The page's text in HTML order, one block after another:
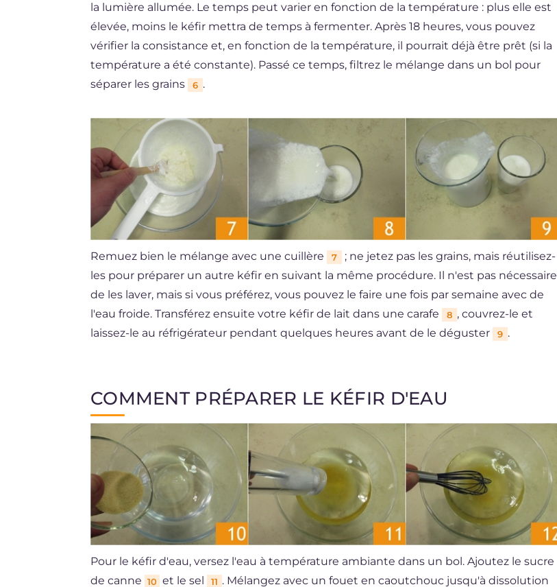
la lumière allumée. Le temps peut varier en fonction de la température : plus elle est
élevée, moins le kéfir mettra de temps à fermenter. Après 18 heures, vous pouvez
vérifier la consistance et, en fonction de la température, il pourrait déjà être prêt (si la
température a été constante). Passé ce temps, filtrez le mélange dans un bol pour
séparer les grains
6 .
Remuez bien le mélange avec une cuillère 7
; ne jetez pas les grains, mais réutilisez-
les pour préparer un autre kéfir en suivant la même procédure. Il n'est pas nécessaire
de les laver, mais si vous préférez, vous pouvez le faire une fois par semaine avec de
l'eau froide. Transférez ensuite votre kéfir de lait dans une carafe
8 , couvrez-le et
laissez-le au réfrigérateur pendant quelques heures avant de le déguster
9 .
COMMENT PRÉPARER LE KÉFIR D'EAU
Pour le kéfir d'eau, versez l'eau à température ambiante dans un bol. Ajoutez le sucre
de canne 10 et le sel 11 . Mélangez avec un fouet en caoutchouc jusqu'à dissolution